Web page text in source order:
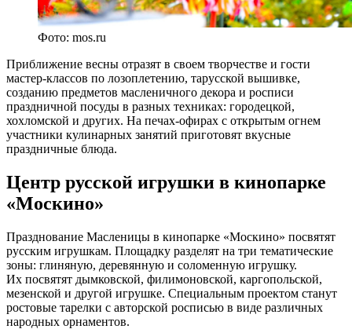
Фото: mos.ru
Приближение весны отразят в своем творчестве и гости
мастер-классов по лозоплетению, тарусской вышивке,
созданию предметов масленичного декора и росписи
праздничной посуды в разных техниках: городецкой,
хохломской и других. На печах-офирах с открытым огнем
участники кулинарных занятий приготовят вкусные
праздничные блюда.
Центр русской игрушки в кинопарке
«Москино»
Празднование Масленицы в кинопарке «Москино» посвятят
русским игрушкам. Площадку разделят на три тематические
зоны: глиняную, деревянную и соломенную игрушку.
Их посвятят дымковской, филимоновской, каргопольской,
мезенской и другой игрушке. Специальным проектом станут
ростовые тарелки с авторской росписью в виде различных
народных орнаментов.